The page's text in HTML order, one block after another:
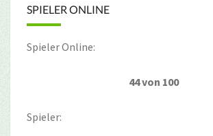
SPIELER ONLINE
Spieler Online:
44 von 100
Spieler: